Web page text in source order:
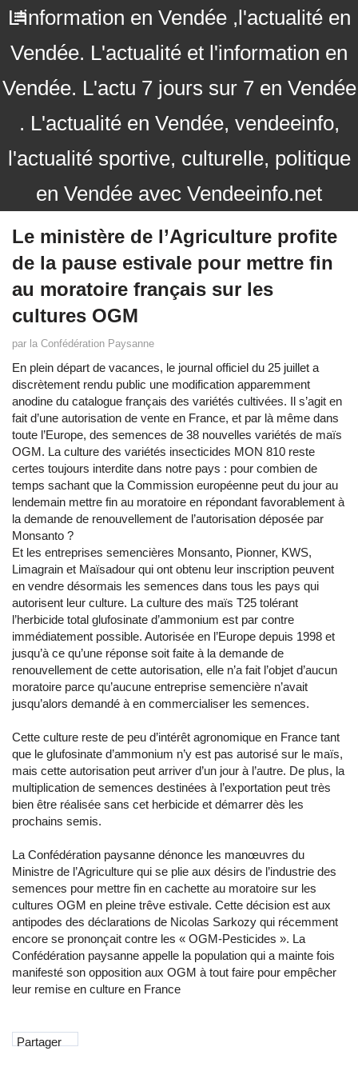
L'information en Vendée ,l'actualité en
Vendée. L'actualité et l'information en
Vendée. L'actu 7 jours sur 7 en Vendée
. L'actualité en Vendée, vendeeinfo,
l'actualité sportive, culturelle, politique
en Vendée avec Vendeeinfo.net
Le ministère de l’Agriculture profite
de la pause estivale pour mettre fin
au moratoire français sur les
cultures OGM
par la Confédération Paysanne
En plein départ de vacances, le journal officiel du 25 juillet a
discrètement rendu public une modification apparemment
anodine du catalogue français des variétés cultivées. Il s’agit en
fait d’une autorisation de vente en France, et par là même dans
toute l’Europe, des semences de 38 nouvelles variétés de maïs
OGM. La culture des variétés insecticides MON 810 reste
certes toujours interdite dans notre pays : pour combien de
temps sachant que la Commission européenne peut du jour au
lendemain mettre fin au moratoire en répondant favorablement à
la demande de renouvellement de l’autorisation déposée par
Monsanto ?
Et les entreprises semencières Monsanto, Pionner, KWS,
Limagrain et Maïsadour qui ont obtenu leur inscription peuvent
en vendre désormais les semences dans tous les pays qui
autorisent leur culture. La culture des maïs T25 tolérant
l’herbicide total glufosinate d’ammonium est par contre
immédiatement possible. Autorisée en l’Europe depuis 1998 et
jusqu’à ce qu’une réponse soit faite à la demande de
renouvellement de cette autorisation, elle n’a fait l’objet d’aucun
moratoire parce qu’aucune entreprise semencière n’avait
jusqu’alors demandé à en commercialiser les semences.
Cette culture reste de peu d’intérêt agronomique en France tant
que le glufosinate d’ammonium n’y est pas autorisé sur le maïs,
mais cette autorisation peut arriver d’un jour à l’autre. De plus, la
multiplication de semences destinées à l’exportation peut très
bien être réalisée sans cet herbicide et démarrer dès les
prochains semis.
La Confédération paysanne dénonce les manœuvres du
Ministre de l’Agriculture qui se plie aux désirs de l’industrie des
semences pour mettre fin en cachette au moratoire sur les
cultures OGM en pleine trêve estivale. Cette décision est aux
antipodes des déclarations de Nicolas Sarkozy qui récemment
encore se prononçait contre les « OGM-Pesticides ». La
Confédération paysanne appelle la population qui a mainte fois
manifesté son opposition aux OGM à tout faire pour empêcher
leur remise en culture en France
Partager